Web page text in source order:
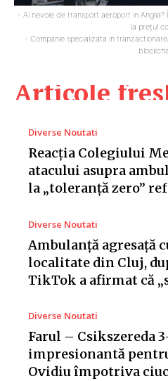
Articole
Diverse Noutati
Reacția Colegiului
atacului asupra
la „toleranță zero”
Diverse Noutati
Ambulanță agresață
localitate din Cluj,
TikTok a afirmat că
Diverse Noutati
Farul – Csikszereda
impresionantă
Ovidiu împotriva
- Ai nevoie de transport aeroport in Anglia?
la prețul
- Companie specializata in